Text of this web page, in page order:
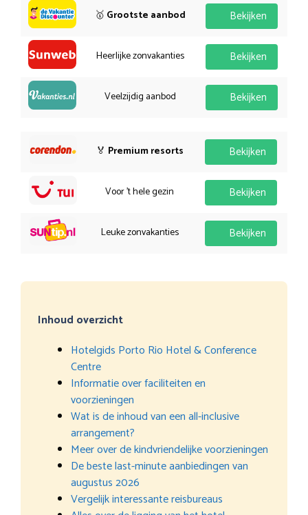
🥇 Grootste aanbod Bekijken
Heerlijke zonvakanties Bekijken
Veelzijdig aanbod Bekijken
🏅 Premium resorts Bekijken
Voor 't hele gezin Bekijken
Leuke zonvakanties Bekijken
Inhoud overzicht
Hotelgids Porto Rio Hotel & Conference
Centre
Informatie over faciliteiten en
voorzieningen
Wat is de inhoud van een all-inclusive
arrangement?
Meer over de kindvriendelijke voorzieningen
De beste last-minute aanbiedingen van
augustus 2026
Vergelijk interessante reisbureaus